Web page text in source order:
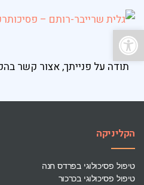
פתח סרגל נגישות
תודה על פנייתך, אצור קשר
הקליניקה
טיפול פסיכולוגי בפרדס חנה
טיפול פסיכולוגי בכרכור